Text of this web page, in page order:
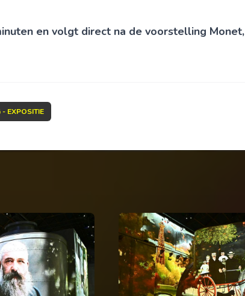
en volgt direct na de voorstelling
EXPOSITIE